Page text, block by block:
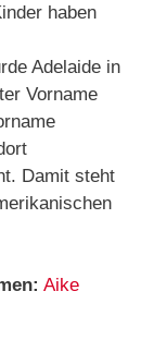
haben
Adelaide in
Vorname
Damit steht
Aike